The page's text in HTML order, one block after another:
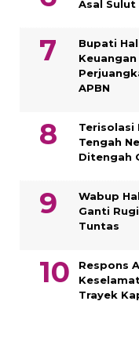
Asal Sulut
Bupati
APBN
Terisolasi
Tengah
Ditengah
Wabup
Ganti
Tuntas
Respons
Trayek